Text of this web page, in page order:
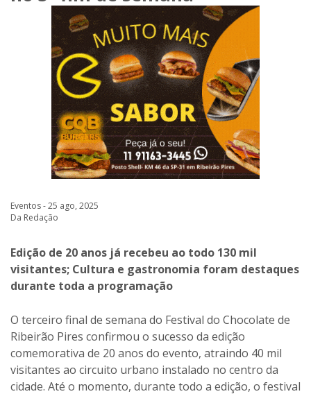
Eventos - 25 ago, 2025
Da Redação
Edição de 20 anos já recebeu ao todo 130 mil
visitantes; Cultura e gastronomia foram destaques
durante toda a programação
O terceiro final de semana do Festival do Chocolate de
Ribeirão Pires confirmou o sucesso da edição
comemorativa de 20 anos do evento, atraindo 40 mil
visitantes ao circuito urbano instalado no centro da
cidade. Até o momento, durante todo a edição, o festival